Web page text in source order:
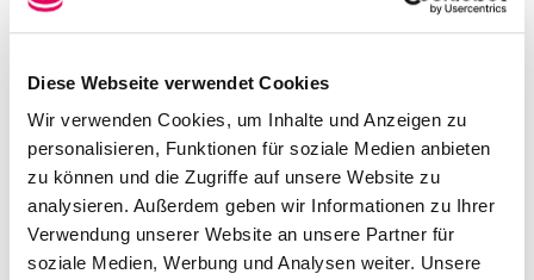
Diese Webseite verwendet Cookies
Wir verwenden Cookies, um Inhalte und Anzeigen zu
personalisieren, Funktionen für soziale Medien anbieten
zu können und die Zugriffe auf unsere Website zu
analysieren. Außerdem geben wir Informationen zu Ihrer
Verwendung unserer Website an unsere Partner für
soziale Medien, Werbung und Analysen weiter. Unsere
geleistet haben und darüber noch Aufzeichnungen
wollten?
Arbeiterin bei Reese geführt? Wirkte Ihre verstorbene
Tante als Schriftführerin in einem Frauenverein?
Hatte Ihre Mutter einen Beruf, den sonst nur Männer
ausübten?
Sprechen Sie mit dem Hamelner Stadtarchiv! Wir